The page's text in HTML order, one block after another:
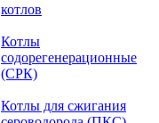
котлов
Котлы
содорегенерационные
(СРК)
Котлы для сжигания